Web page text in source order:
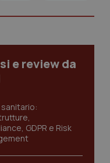
e review da
GDPR e Risk